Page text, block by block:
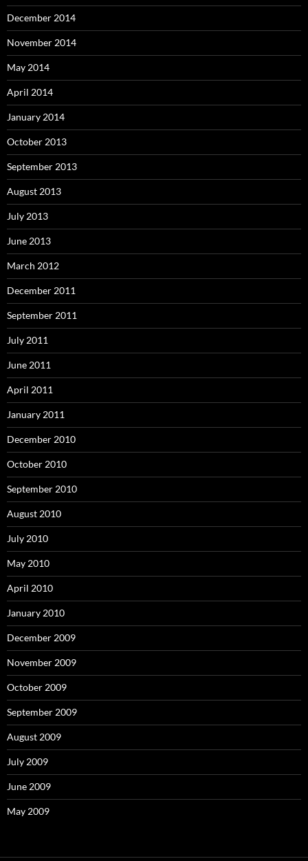
December 2014
November 2014
May 2014
April 2014
January 2014
October 2013
September 2013
August 2013
July 2013
June 2013
March 2012
December 2011
September 2011
July 2011
June 2011
April 2011
January 2011
December 2010
October 2010
September 2010
August 2010
July 2010
May 2010
April 2010
January 2010
December 2009
November 2009
October 2009
September 2009
August 2009
July 2009
June 2009
May 2009